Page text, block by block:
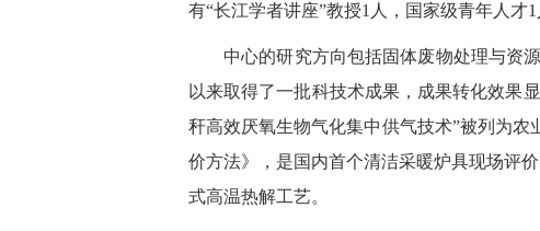
有“长江学者讲座”教授1人，国家级青年人才
中心的研究方向包括固体废物处理与资
以来取得了一批科技术成果，成果转化效果
秆高效厌氧生物气化集中供气技术”被列为
价方法》，是国内首个清洁采暖炉具现场评
式高温热解工艺。